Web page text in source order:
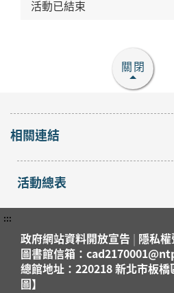
活動已結束
關閉
相關連結
活動總表
:::
政府網站資料開放宣告 | 隱私
圖書館信箱：
總館地址：220218 新北市板
圖】